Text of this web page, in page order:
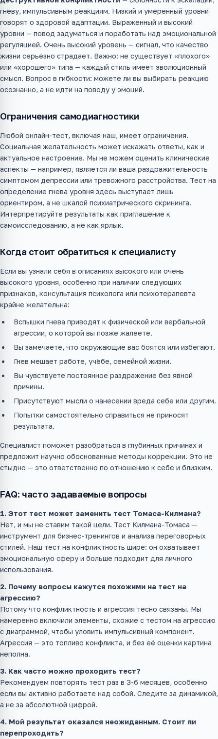
гневу, импульсивным реакциям. Низкий и умеренный уровни
говорят о здоровой адаптации. Выраженный и высокий
уровни — повод задуматься и поработать над эмоциональной
регуляцией. Очень высокий уровень — сигнал, что качество
жизни серьёзно страдает. Важно: не существует «плохого»
или «хорошего» типа — каждый стиль имеет эволюционный
смысл. Вопрос в гибкости: можете ли вы выбирать реакцию
осознанно, а не идти на поводу у эмоций.
Ограничения самодиагностики
Любой онлайн-тест, включая наш, имеет ограничения.
Социальная желательность может искажать ответы, как и
актуальное настроение. Мы не можем оценить клинические
аспекты — например, является ли ваша раздражительность
симптомом депрессии или тревожного расстройства. Тест на
определение гнева уровня здесь выступает лишь
ориентиром, а не шкалой психиатрического скрининга.
Интерпретируйте результаты как приглашение к
самоисследованию, а не как ярлык.
Когда стоит обратиться к специалисту
Если вы узнали себя в описаниях высокого или очень
высокого уровня, особенно при наличии следующих
признаков, консультация психолога или психотерапевта
крайне желательна:
Вспышки гнева приводят к физической или вербальной
агрессии, о которой вы позже жалеете.
Вы замечаете, что окружающие вас боятся или избегают.
Гнев мешает работе, учёбе, семейной жизни.
Вы чувствуете постоянное раздражение без явной
причины.
Присутствуют мысли о нанесении вреда себе или другим.
Попытки самостоятельно справиться не приносят
результата.
Специалист поможет разобраться в глубинных причинах и
предложит научно обоснованные методы коррекции. Это не
стыдно — это ответственно по отношению к себе и близким.
FAQ: часто задаваемые вопросы
1. Этот тест может заменить тест Томаса-Килмана?
Нет, и мы не ставим такой цели. Тест Килмана-Томаса —
инструмент для бизнес-тренингов и анализа переговорных
стилей. Наш тест на конфликтность шире: он охватывает
эмоциональную сферу и больше подходит для личного
использования.
2. Почему вопросы кажутся похожими на тест на
агрессию?
Потому что конфликтность и агрессия тесно связаны. Мы
намеренно включили элементы, схожие с тестом на агрессию
с диаграммой, чтобы уловить импульсивный компонент.
Агрессия — это топливо конфликта, и без её оценки картина
неполна.
3. Как часто можно проходить тест?
Рекомендуем повторять тест раз в 3-6 месяцев, особенно
если вы активно работаете над собой. Следите за динамикой,
а не за абсолютной цифрой.
4. Мой результат оказался неожиданным. Стоит ли
перепроходить?